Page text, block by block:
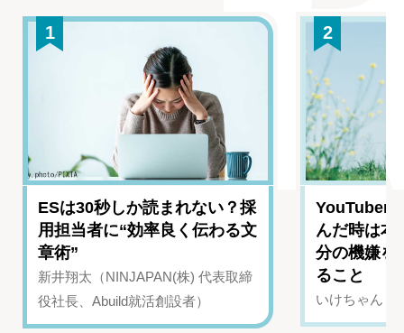
1
ESは30秒しか読まれない？採
用担当者に“効率良く伝わる文
章術”
新井翔太（NINJAPAN(株) 代表取締
役社長、Abuild就活創設者）
2
YouTuber
んだ時は
分の機嫌を
ること
いけちゃん（